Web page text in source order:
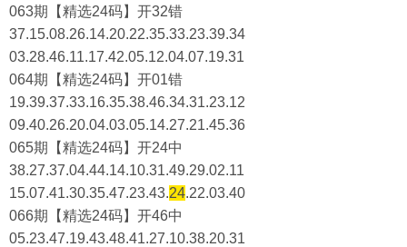
063期【精选24码】开32错
37.15.08.26.14.20.22.35.33.23.39.34
03.28.46.11.17.42.05.12.04.07.19.31
064期【精选24码】开01错
19.39.37.33.16.35.38.46.34.31.23.12
09.40.26.20.04.03.05.14.27.21.45.36
065期【精选24码】开24中
38.27.37.04.44.14.10.31.49.29.02.11
15.07.41.30.35.47.23.43.24.22.03.40
066期【精选24码】开46中
05.23.47.19.43.48.41.27.10.38.20.31